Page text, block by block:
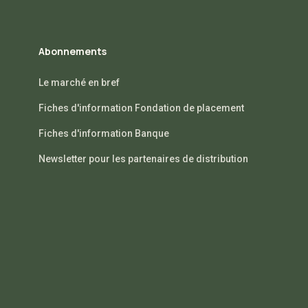
Abonnements
Le marché en bref
Fiches d'information Fondation de placement
Fiches d'information Banque
Newsletter pour les partenaires de distribution